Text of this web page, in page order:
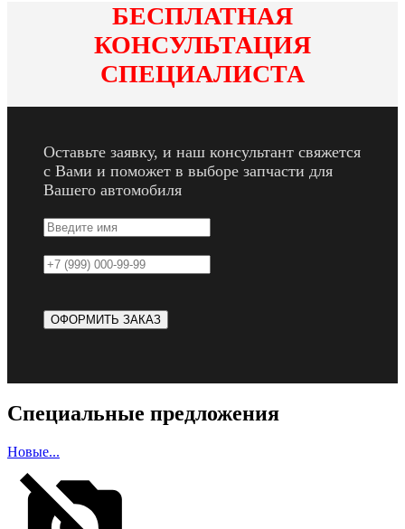
БЕСПЛАТНАЯ
КОНСУЛЬТАЦИЯ
СПЕЦИАЛИСТА
Оставьте заявку, и наш консультант свяжется
с Вами и поможет в выборе запчасти для
Вашего автомобиля
Специальные предложения
Новые...